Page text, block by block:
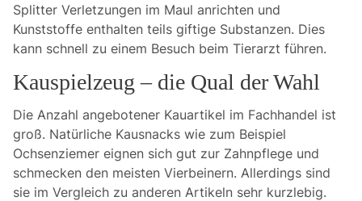
Splitter Verletzungen im Maul anrichten und
Kunststoffe enthalten teils giftige Substanzen. Dies
kann schnell zu einem Besuch beim Tierarzt führen.
Kauspielzeug – die Qual der Wahl
Die Anzahl angebotener Kauartikel im Fachhandel ist
groß. Natürliche Kausnacks wie zum Beispiel
Ochsenziemer eignen sich gut zur Zahnpflege und
schmecken den meisten Vierbeinern. Allerdings sind
sie im Vergleich zu anderen Artikeln sehr kurzlebig.